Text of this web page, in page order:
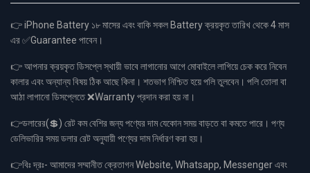
👉 iPhone Battery ১৮ মাসের এবং বাকি সকল Battery ক্রয়কৃত তারিখ থেকে 4 মাস
এর ✅Guarantee পাবেন।
👉 আপনার ক্রয়কৃত ডিসপ্লে স্থায়ী ভাবে লাগানোর আগে মোবাইলে লাগিয়ে চেক করে নিবেন
কালার এবং অন্যান্য বিষয় ঠিক আছে কিনা। শতভাগ নিশ্চিত হয়ে পলি তুলবেন। পলি তোলা বা
আঠা লাগানো ডিসপ্লেতে ❌Warranty প্রদান করা হয় না।
👉ডলারের(💲) রেট কম বেশির জন্য পণ্যের দাম যেকোন সময় বাড়তে বা কমতে পারে। পণ্য
ডেলিভারির সময় ডলার রেট অনুযায়ী পণ্যের দাম নির্ধারণ করা হয়।
👉বিঃ দ্রঃ- আমাদের সম্মানীত ক্রেতাগন Website, Whatsapp, Messenger এবং